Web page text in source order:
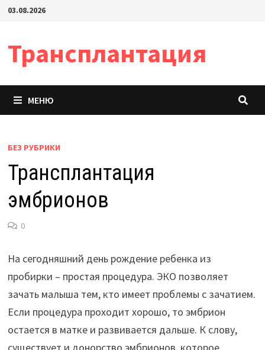
Перейти
03.08.2026
Трансплантация
МЕНЮ
БЕЗ РУБРИКИ
Трансплантация
эмбрионов
0
На сегодняшний день рождение ребенка из
пробирки – простая процедура. ЭКО позволяет
зачать малыша тем, кто имеет проблемы с зачатием.
Если процедура проходит хорошо, то эмбрион
остается в матке и развивается дальше. К слову,